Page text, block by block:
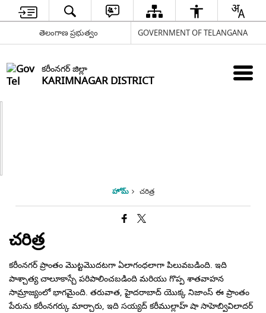
తెలంగాణ ప్రభుత్వం GOVERNMENT OF TELANGANA
కరీంనగర్ జిల్లా
KARIMNAGAR DISTRICT
హోమ్ చరిత్ర
చరిత్ర
కరీంనగర్ ప్రాంతం మొట్టమొదటగా ఏలాగంధలాగా పిలువబడింది. ఇది
పాశ్చాత్య చాలూకాస్చే పరిపాలించబడింది మరియు గొప్ప శాతవాహన
సామ్రాజ్యంలో భాగమైంది. తరువాత, హైదరాబాద్ యొక్క నిజాంస్ ఈ ప్రాంతం
పేరును కరీంనగర్కు మార్చారు, ఇది సయ్యద్ కరీముల్లాహ్ షా సాహెబ్వివిలాదర్